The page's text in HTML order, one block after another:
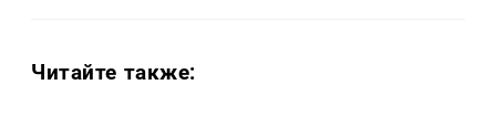
Читайте также: